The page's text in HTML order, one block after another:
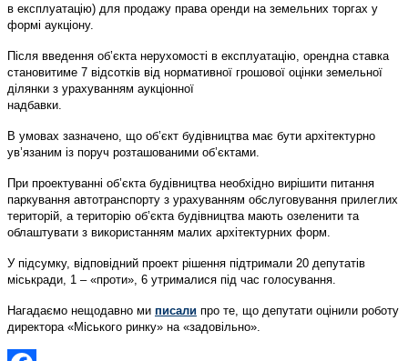
в експлуатацію) для продажу права оренди на земельних торгах у
формі аукціону.
Після введення об’єкта нерухомості в експлуатацію, орендна ставка
становитиме 7 відсотків від нормативної грошової оцінки земельної
ділянки з урахуванням аукціонної
В умовах зазначено, що об’єкт будівництва має бути архітектурно
ув’язаним із поруч розташованими об’єктами.
При проектуванні об’єкта будівництва необхідно вирішити питання
паркування автотранспорту з урахуванням обслуговування прилеглих
територій, а територію об’єкта будівництва мають озеленити та
облаштувати з використанням малих архітектурних форм.
У підсумку, відповідний проект рішення підтримали 20 депутатів
міськради, 1 – «проти», 6 утрималися під час голосування.
Нагадаємо нещодавно ми писали про те, що депутати оцінили роботу
директора «Міського ринку» на «задовільно».